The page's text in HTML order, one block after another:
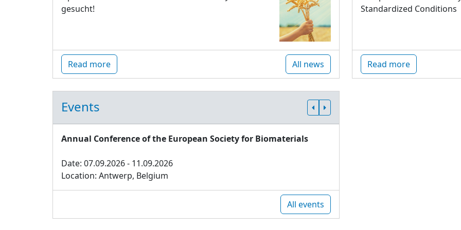
gesucht!
Read more All news
Standardized Conditions
Read more
Events
Annual Conference of the European Society for Biomaterials
Date: 07.09.2026 - 11.09.2026
Location: Antwerp, Belgium
All events